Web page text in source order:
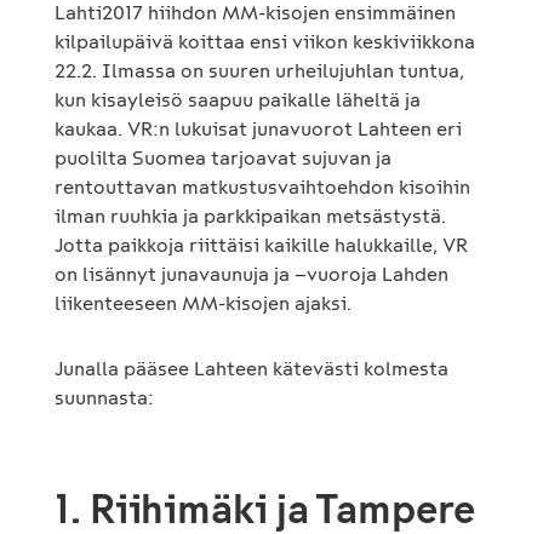
Lahti2017 hiihdon MM-kisojen ensimmäinen
kilpailupäivä koittaa ensi viikon keskiviikkona
22.2. Ilmassa on suuren urheilujuhlan tuntua,
kun kisayleisö saapuu paikalle läheltä ja
kaukaa. VR:n lukuisat junavuorot Lahteen eri
puolilta Suomea tarjoavat sujuvan ja
rentouttavan matkustusvaihtoehdon kisoihin
ilman ruuhkia ja parkkipaikan metsästystä.
Jotta paikkoja riittäisi kaikille halukkaille, VR
on lisännyt junavaunuja ja –vuoroja Lahden
liikenteeseen MM-kisojen ajaksi.
Junalla pääsee Lahteen kätevästi kolmesta
suunnasta:
1. Riihimäki ja Tampere